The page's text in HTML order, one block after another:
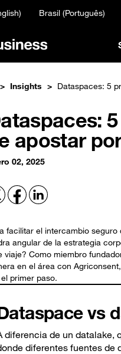
Brasil (Português)
Insights Dataspaces: 5
apostar
02, 2025
facilitar el intercambio
angular de la estrategia
viaje? Como miembro
en el área con
primer paso.
vs
diferencia de un datalake,
diferentes fuentes de